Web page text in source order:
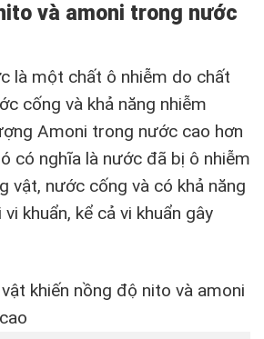
và amoni trong nước
là một chất ô nhiễm do chất
cống và khả năng nhiễm
Amoni trong nước cao hơn
có nghĩa là nước đã bị ô nhiễm
vật, nước cống và có khả năng
khuẩn, kể cả vi khuẩn gây